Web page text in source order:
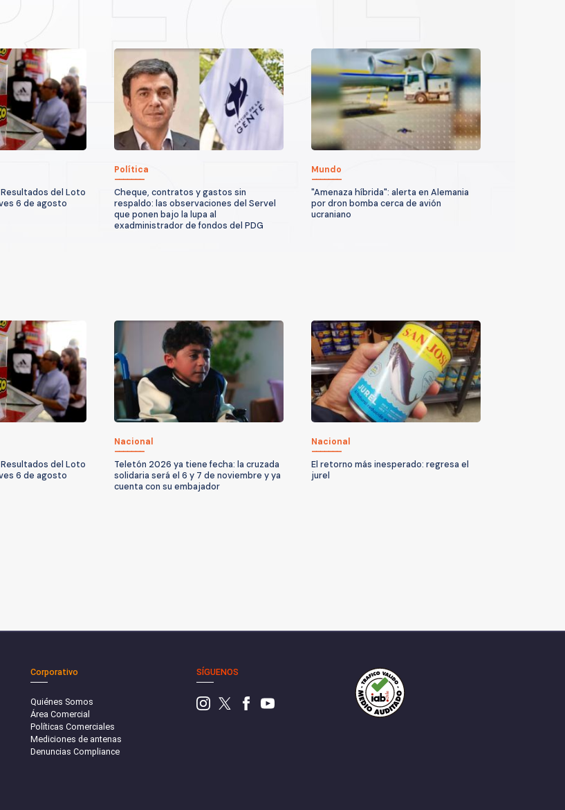
del Loto
6 de agosto
Política
Cheque, contratos y gastos sin
respaldo: las observaciones del Servel
que ponen bajo la lupa al
exadministrador de fondos del PDG
Mundo
"Amenaza híbrida": alerta en Alemania
por dron bomba cerca de avión
ucraniano
del Loto
6 de agosto
Nacional
Teletón 2026 ya tiene fecha: la cruzada
solidaria será el 6 y 7 de noviembre y ya
cuenta con su embajador
Nacional
El retorno más inesperado: regresa el
jurel
Corporativo
Quiénes Somos
Área Comercial
Políticas Comerciales
Mediciones de antenas
Denuncias Compliance
SÍGUENOS